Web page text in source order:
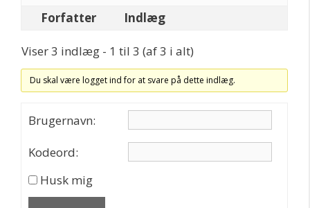
Forfatter Indlæg
Viser 3 indlæg - 1 til 3 (af 3 i alt)
Du skal være logget ind for at svare på dette indlæg.
Brugernavn:
Kodeord:
Husk mig